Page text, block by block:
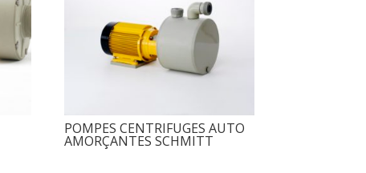
POMPES CENTRIFUGES AUTO
AMORÇANTES SCHMITT